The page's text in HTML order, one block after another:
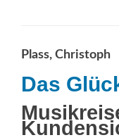
Plass, Christoph
Das